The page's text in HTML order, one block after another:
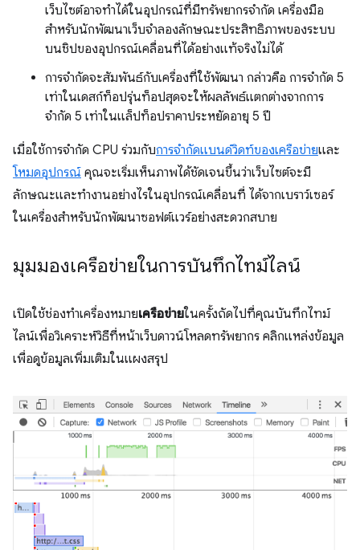
เว็บไซต์อาจทำได้ในอุปกรณ์ที่มีทรัพยากรจํากัด เครื่องมือ
สำหรับนักพัฒนาเว็บจำลองลักษณะประสิทธิภาพของระบบ
บนชิปของอุปกรณ์เคลื่อนที่ได้อย่างแท้จริงไม่ได้
การจํากัดจะสัมพันธ์กับเครื่องที่ใช้พัฒนา กล่าวคือ การจำกัด 5
เท่าในเดสก์ท็อปรุ่นท็อปสุดจะให้ผลลัพธ์แตกต่างจากการ
จำกัด 5 เท่าในแล็ปท็อปราคาประหยัดอายุ 5 ปี
เมื่อใช้การจำกัด CPU ร่วมกับการจำกัดแบนด์วิดท์ของเครือข่ายและ
โหมดอุปกรณ์ คุณจะเริ่มเห็นภาพได้ชัดเจนขึ้นว่าเว็บไซต์จะมี
ลักษณะและทำงานอย่างไรในอุปกรณ์เคลื่อนที่ ได้จากเบราว์เซอร์
ในเครื่องสำหรับนักพัฒนาซอฟต์แวร์อย่างสะดวกสบาย
มุมมองเครือข่ายในการบันทึกไทม์ไลน์
เปิดใช้ช่องทําเครื่องหมายเครือข่ายในครั้งถัดไปที่คุณบันทึกไทม์
ไลน์เพื่อวิเคราะห์วิธีที่หน้าเว็บดาวน์โหลดทรัพยากร คลิกแหล่งข้อมูล
เพื่อดูข้อมูลเพิ่มเติมในแผงสรุป